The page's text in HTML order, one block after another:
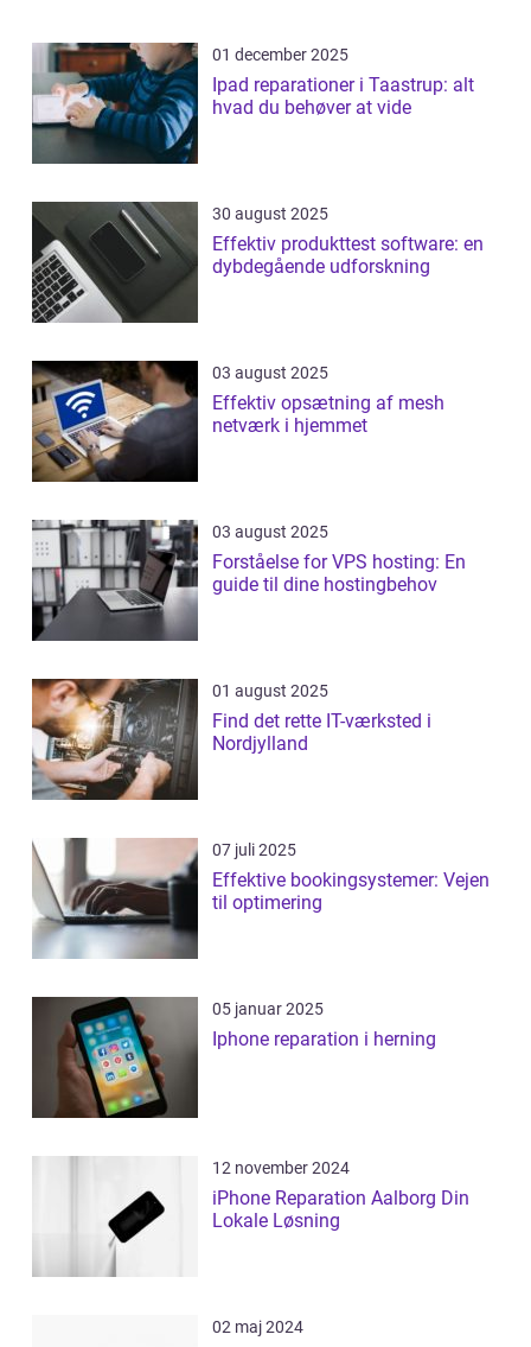
01 december 2025
Ipad reparationer i Taastrup: alt
hvad du behøver at vide
30 august 2025
Effektiv produkttest software: en
dybdegående udforskning
03 august 2025
Effektiv opsætning af mesh
netværk i hjemmet
03 august 2025
Forståelse for VPS hosting: En
guide til dine hostingbehov
01 august 2025
Find det rette IT-værksted i
Nordjylland
07 juli 2025
Effektive bookingsystemer: Vejen
til optimering
05 januar 2025
Iphone reparation i herning
12 november 2024
iPhone Reparation Aalborg Din
Lokale Løsning
02 maj 2024